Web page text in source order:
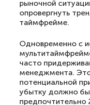
рыночной
опровергнуть
таймфрейме.
Одновременно с
часто
менеджмента.
потенциальной
убытку должно
предпочтительно